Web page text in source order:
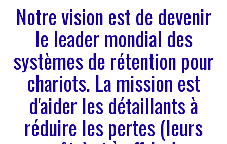
Notre vision est de devenir
le leader mondial des
systèmes de rétention pour
chariots. La mission est
d'aider les détaillants à
réduire les pertes (leurs